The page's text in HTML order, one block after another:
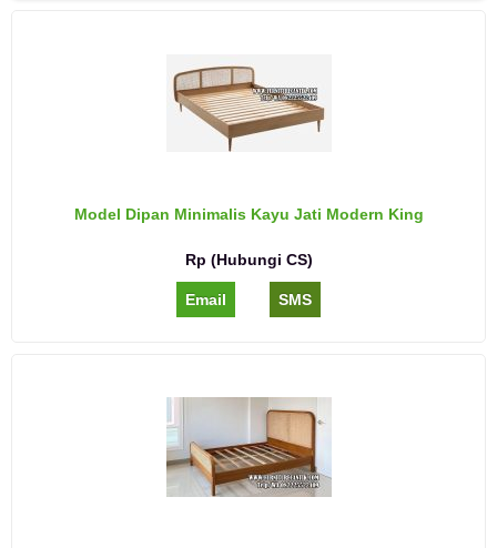
Model Dipan Minimalis Kayu Jati Modern King
Rp (Hubungi CS)
Email SMS